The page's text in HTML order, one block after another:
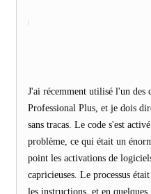
J'ai récemment utilisé l'un des
Professional Plus, et je dois
sans tracas. Le code s'est
problème, ce qui était un
point les activations de
capricieuses. Le processus
les instructions, et en